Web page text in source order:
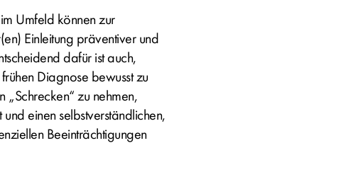
Umfeld können zur
Einleitung präventiver und
dafür ist auch,
Diagnose bewusst zu
„Schrecken“ zu nehmen,
einen selbstverständlichen,
Beeinträchtigungen